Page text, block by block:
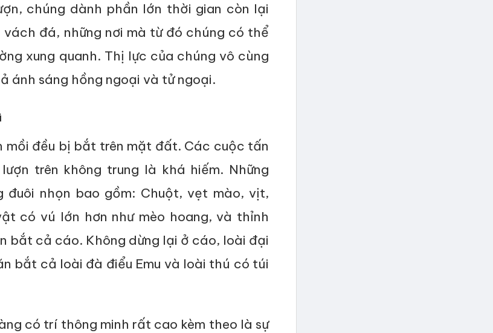
chúng dành phần lớn thời gian còn lại
đá, những nơi mà từ đó chúng có thể
xung quanh. Thị lực của chúng vô cùng
ánh sáng hồng ngoại và tử ngoại.
mồi đều bị bắt trên mặt đất. Các cuộc tấn
trên không trung là khá hiếm. Những
đuôi nhọn bao gồm: Chuột, vẹt mào, vịt,
có vú lớn hơn như mèo hoang, và thỉnh
bắt cả cáo. Không dừng lại ở cáo, loài đại
bắt cả loài đà điểu Emu và loài thú có túi
có trí thông minh rất cao kèm theo là sự